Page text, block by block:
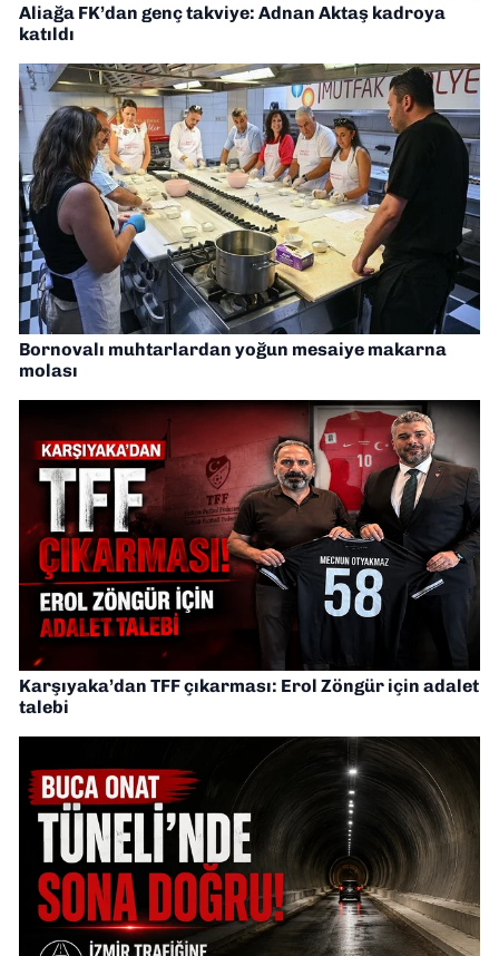
Aliağa FK’dan genç takviye: Adnan Aktaş kadroya
katıldı
Bornovalı muhtarlardan yoğun mesaiye makarna
molası
Karşıyaka’dan TFF çıkarması: Erol Zöngür için adalet
talebi